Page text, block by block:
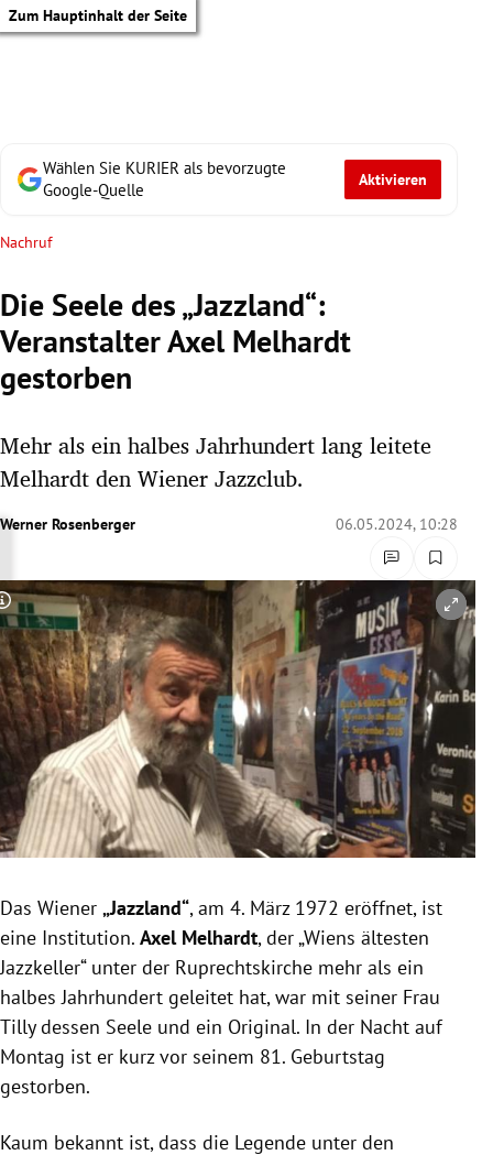
Zum Hauptinhalt der Seite
Untermenü
Untermenü
Untermenü
Untermenü
Untermenü
Untermenü
Untermenü
Wählen Sie KURIER als bevorzugte
Google-Quelle
Aktivieren
Nachruf
Die Seele des „Jazzland“:
Veranstalter Axel Melhardt
gestorben
Mehr als ein halbes Jahrhundert lang leitete
Melhardt den Wiener Jazzclub.
Werner Rosenberger 06.05.2024, 10:28
Copyright-Hinweis öffnen/schließen
Das Wiener „Jazzland“, am 4. März 1972 eröffnet, ist
eine Institution. Axel Melhardt, der „Wiens ältesten
Jazzkeller“ unter der Ruprechtskirche mehr als ein
halbes Jahrhundert geleitet hat, war mit seiner Frau
Tilly dessen Seele und ein Original. In der Nacht auf
Montag ist er kurz vor seinem 81. Geburtstag
gestorben.
Kaum bekannt ist, dass die Legende unter den